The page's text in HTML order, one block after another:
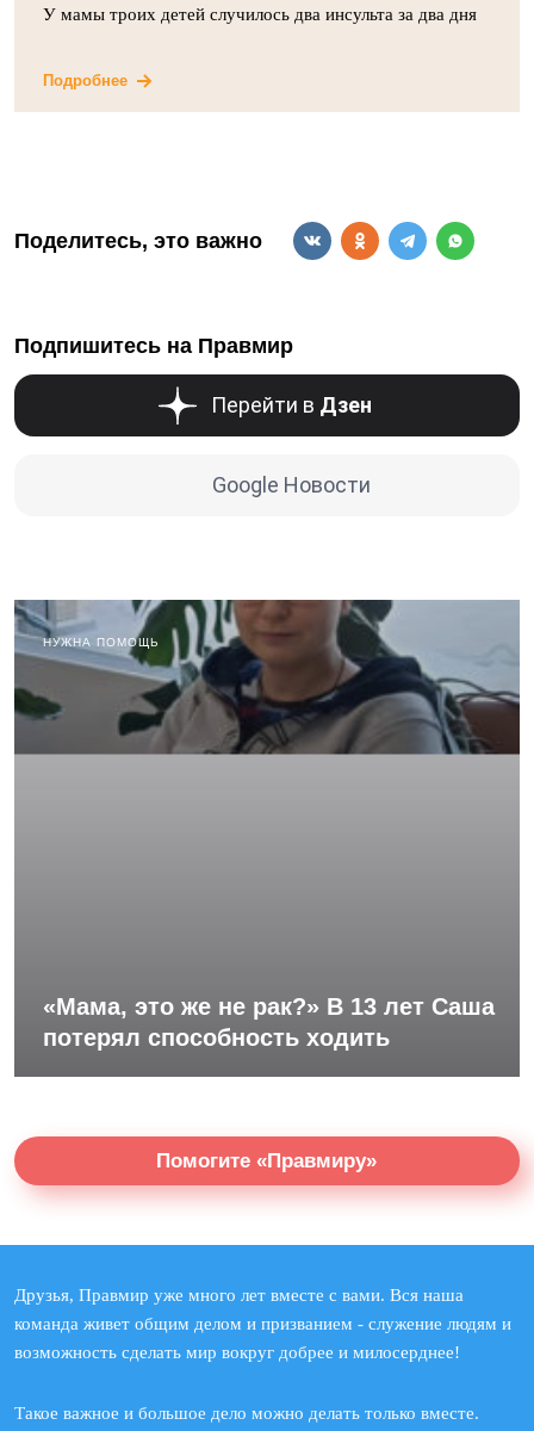
У мамы троих детей случилось два инсульта за два дня
Подробнее
Поделитесь, это важно
Подпишитесь на Правмир
Перейти в Дзен
Google Новости
НУЖНА ПОМОЩЬ
«Мама, это же не рак?» В 13 лет Саша
потерял способность ходить
Помогите «Правмиру»
Друзья, Правмир уже много лет вместе с вами. Вся наша
команда живет общим делом и призванием - служение людям и
возможность сделать мир вокруг добрее и милосерднее!
Такое важное и большое дело можно делать только вместе.